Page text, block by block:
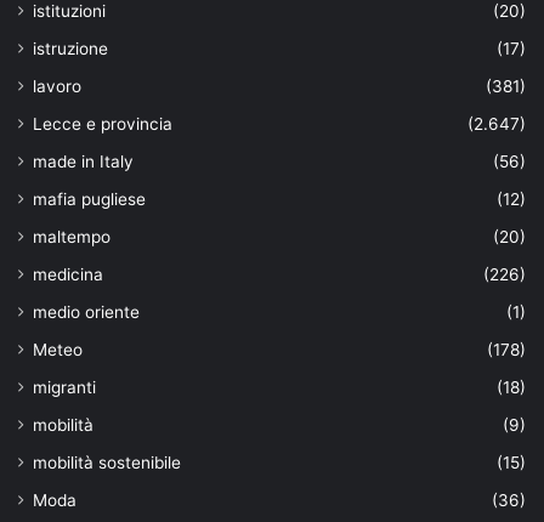
istituzioni
(20)
istruzione
(17)
lavoro
(381)
Lecce e provincia
(2.647)
made in Italy
(56)
mafia pugliese
(12)
maltempo
(20)
medicina
(226)
medio oriente
(1)
Meteo
(178)
migranti
(18)
mobilità
(9)
mobilità sostenibile
(15)
Moda
(36)